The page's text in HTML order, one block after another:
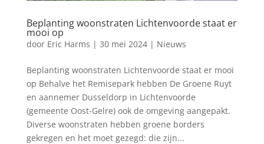
Beplanting woonstraten Lichtenvoorde staat er
mooi op
door Eric Harms | 30 mei 2024| Nieuws
Beplanting woonstraten Lichtenvoorde staat er mooi
op Behalve het Remisepark hebben De Groene Ruyt
en aannemer Dusseldorp in Lichtenvoorde
(gemeente Oost-Gelre) ook de omgeving aangepakt.
Diverse woonstraten hebben groene borders
gekregen en het moet gezegd: die zijn...